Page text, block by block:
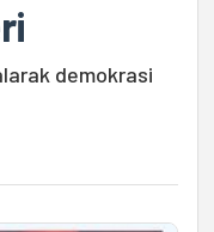
demokrasi